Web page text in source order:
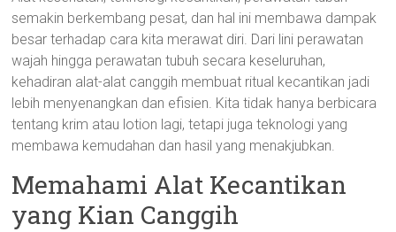
semakin berkembang pesat, dan hal ini membawa dampak
besar terhadap cara kita merawat diri. Dari lini perawatan
wajah hingga perawatan tubuh secara keseluruhan,
kehadiran alat-alat canggih membuat ritual kecantikan jadi
lebih menyenangkan dan efisien. Kita tidak hanya berbicara
tentang krim atau lotion lagi, tetapi juga teknologi yang
membawa kemudahan dan hasil yang menakjubkan.
Memahami Alat Kecantikan
yang Kian Canggih